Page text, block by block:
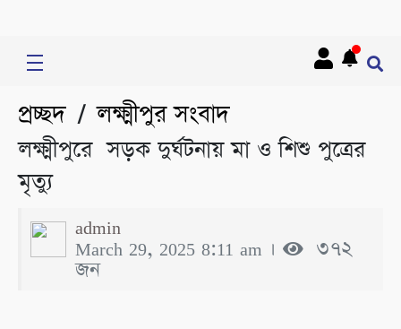
প্রচ্ছদ/লক্ষ্মীপুর সংবাদ
লক্ষ্মীপুরে সড়ক দুর্ঘটনায় মা ও শিশু পুত্রের
মৃত্যু
admin
March 29, 2025 8:11 am । ৩৭২
জন